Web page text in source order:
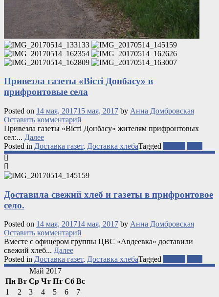
Привезла газеты «Вісті Донбасу» в
прифронтовые села
Posted on 14 мая, 201715 мая, 2017 by Анна Домбровская
Оставить комментарий
Привезла газеты «Вісті Донбасу» жителям прифронтовых
сел:... Далее
Posted in Доставка газет, Доставка хлебаTagged
Доставила свежий хлеб и газеты в прифронтовое
село.
Posted on 14 мая, 201714 мая, 2017 by Анна Домбровская
Оставить комментарий
Вместе с офицером группы ЦВС «Авдеевка» доставили
свежий хлеб... Далее
Posted in Доставка газет, Доставка хлебаTagged
Май 2017
Пн Вт Ср Чт Пт Сб Вс
1
2 3 4 5 6
7